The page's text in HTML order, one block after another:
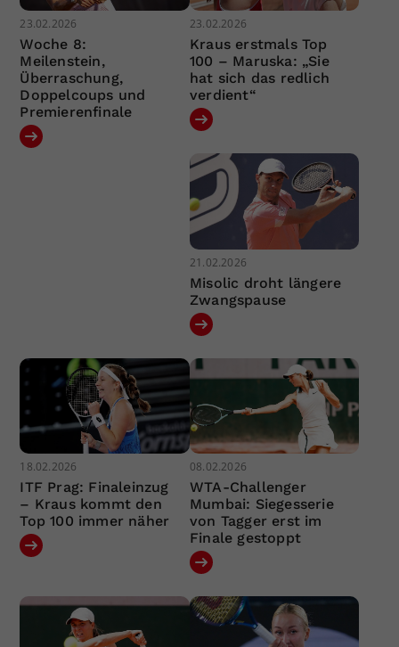
23.02.2026
Woche 8:
Meilenstein,
Überraschung,
Doppelcoups und
Premierenfinale
23.02.2026
Kraus erstmals Top
100 – Maruska: „Sie
hat sich das redlich
verdient“
21.02.2026
Misolic droht längere
Zwangspause
18.02.2026
ITF Prag: Finaleinzug
– Kraus kommt den
Top 100 immer näher
08.02.2026
WTA-Challenger
Mumbai: Siegesserie
von Tagger erst im
Finale gestoppt